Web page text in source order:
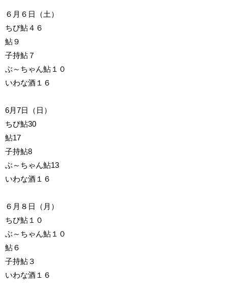
６月６日（土）
ちび鮎４６
鮎９
子持鮎７
ぶ～ちゃん鮎１０
いわな酒１６
6月7日（日）
ちび鮎30
鮎17
子持鮎8
ぶ～ちゃん鮎13
いわな酒１６
６月８日（月）
ちび鮎１０
ぶ～ちゃん鮎１０
鮎６
子持鮎３
いわな酒１６